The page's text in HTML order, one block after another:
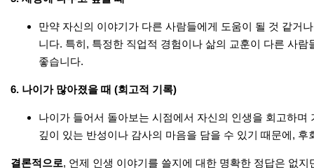
만약 자신의 이야기가 다른 사람들에게 도움이 될 것 같거
니다. 특히, 특정한 직업적 경험이나 삶의 교훈이 다른 사
좋습니다.
6. 나이가 많아졌을 때 (회고적 기록)
나이가 들어서 돌아보는 시점에서 자신의 인생을 회고하
깊이 있는 반성이나 감사의 마음을 담을 수 있기 때문에,
결론적으로, 언제 인생 이야기를 쓸지에 대한 명확한 정답은 없